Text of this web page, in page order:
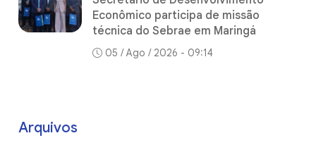
Econômico participa de missão
técnica do Sebrae em Maringá
05 / Ago / 2026 - 09:14
Arquivos